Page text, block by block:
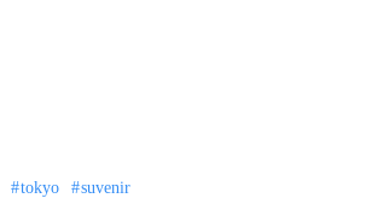
tokyo suvenir